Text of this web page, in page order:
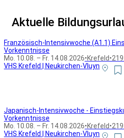
Aktuelle
Französisch-Intensivwoche (A1.1)
Vorkenntnisse
Mo. 10.08. – Fr. 14.08.2026•Krefeld•
VHS Krefeld | Neukirchen-Vluyn
Japanisch-Intensivwoche -
Vorkenntnisse
Mo. 10.08. – Fr. 14.08.2026•Krefeld•
VHS Krefeld | Neukirchen-Vluyn